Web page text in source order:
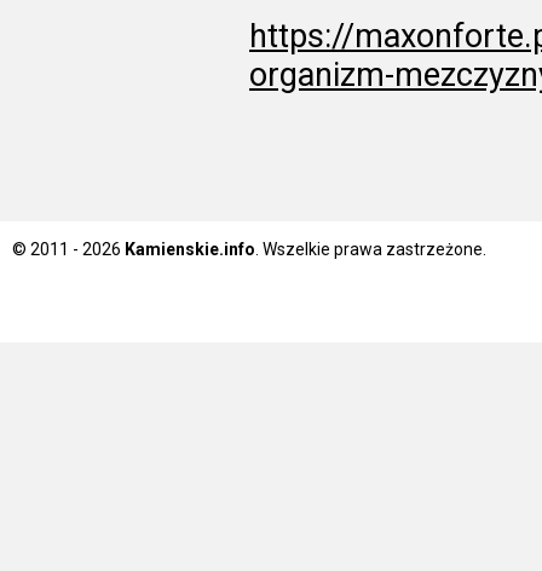
https://
organizm-
© 2011 - 2026 Kamienskie.info . Wszelkie prawa zastrzeżone.